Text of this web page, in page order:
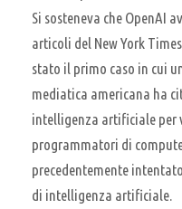
Si sosteneva che OpenAI
articoli del New York
stato il primo caso in cui
mediatica americana ha
intelligenza artificiale per
programmatori di
precedentemente
di intelligenza artificiale.